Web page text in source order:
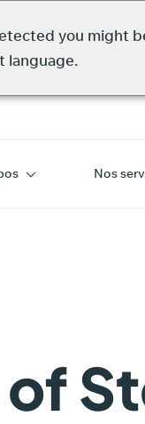
you might
language.
Nos